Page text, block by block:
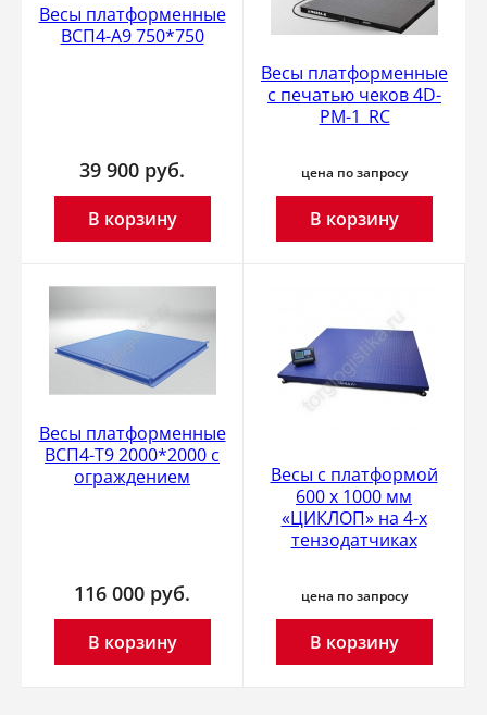
Весы платформенные
ВСП4-А9 750*750
39 900 руб.
В корзину
Весы платформенные
с печатью чеков 4D-
PM-1_RC
цена по запросу
В корзину
Весы платформенные
ВСП4-Т9 2000*2000 с
ограждением
116 000 руб.
В корзину
Весы с платформой
600 х 1000 мм
«ЦИКЛОП» на 4-х
тензодатчиках
цена по запросу
В корзину